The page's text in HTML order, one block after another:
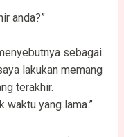
anda?”
sebagai
lakukan memang
terakhir.
waktu yang lama.”